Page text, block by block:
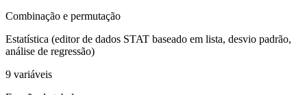
Combinação e permutação
Estatística (editor de dados STAT baseado em lista, desvio padrão,
análise de regressão)
9 variáveis